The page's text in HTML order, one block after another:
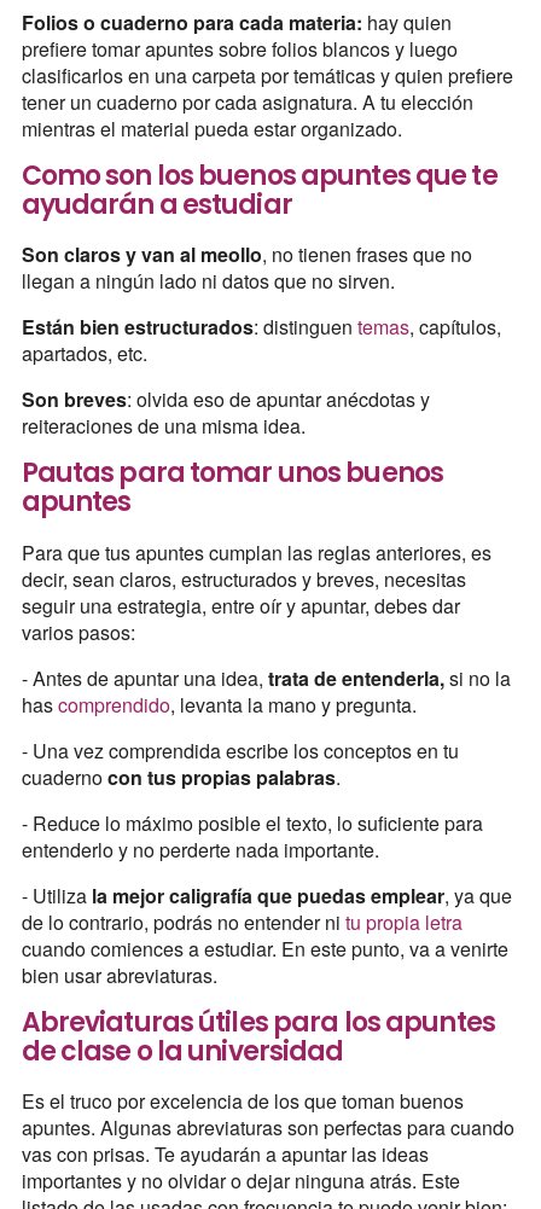
Folios o cuaderno para cada materia: hay quien
prefiere tomar apuntes sobre folios blancos y luego
clasificarlos en una carpeta por temáticas y quien prefiere
tener un cuaderno por cada asignatura. A tu elección
mientras el material pueda estar organizado.
Como son los buenos apuntes que te
ayudarán a estudiar
Son claros y van al meollo, no tienen frases que no
llegan a ningún lado ni datos que no sirven.
Están bien estructurados: distinguen temas, capítulos,
apartados, etc.
Son breves: olvida eso de apuntar anécdotas y
reiteraciones de una misma idea.
Pautas para tomar unos buenos
apuntes
Para que tus apuntes cumplan las reglas anteriores, es
decir, sean claros, estructurados y breves, necesitas
seguir una estrategia, entre oír y apuntar, debes dar
varios pasos:
- Antes de apuntar una idea, trata de entenderla,si no la
hascomprendido, levanta la mano y pregunta.
- Una vez comprendida escribe los conceptos en tu
cuadernocon tus propias palabras.
- Reduce lo máximo posible el texto, lo suficiente para
entenderlo y no perderte nada importante.
- Utiliza la mejor caligrafía que puedas emplear, ya que
de lo contrario, podrás no entender ni tu propia letra
cuando comiences a estudiar. En este punto, va a venirte
bien usar abreviaturas.
Abreviaturas útiles para los apuntes
de clase o la universidad
Es el truco por excelencia de los que toman buenos
apuntes. Algunas abreviaturas son perfectas para cuando
vas con prisas. Te ayudarán a apuntar las ideas
importantes y no olvidar o dejar ninguna atrás. Este